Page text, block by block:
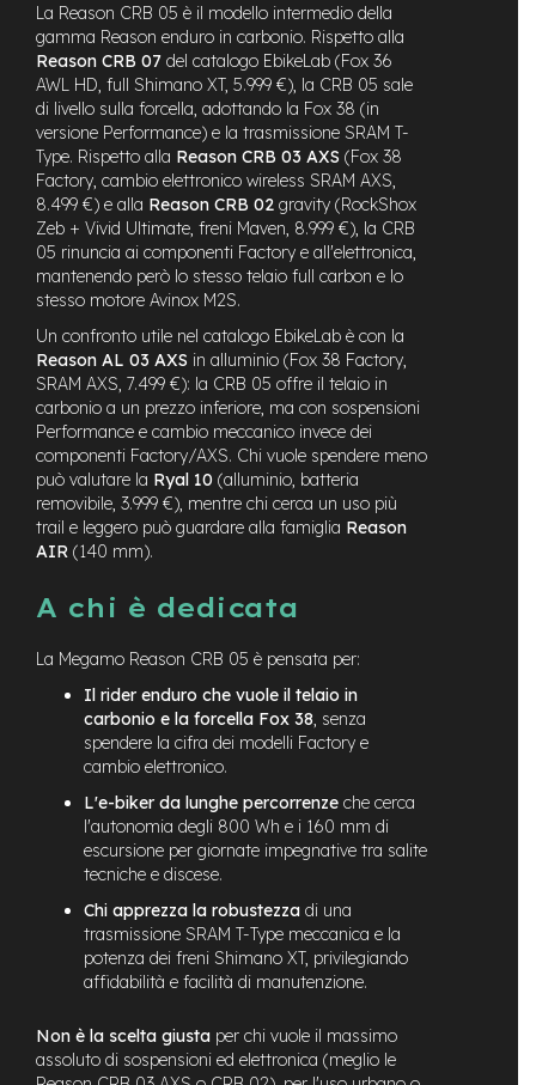
e
-
T
r
e
k
k
i
n
g
U
s
a
t
o
e
-
T
e
s
La Reason CRB 05 è il modello intermedio della
gamma Reason enduro in carbonio. Rispetto alla
Reason CRB 07 del catalogo EbikeLab (Fox 36
AWL HD, full Shimano XT, 5.999 €), la CRB 05 sale
di livello sulla forcella, adottando la Fox 38 (in
versione Performance) e la trasmissione SRAM T-
Type. Rispetto alla Reason CRB 03 AXS (Fox 38
Factory, cambio elettronico wireless SRAM AXS,
8.499 €) e alla Reason CRB 02 gravity (RockShox
Zeb + Vivid Ultimate, freni Maven, 8.999 €), la CRB
05 rinuncia ai componenti Factory e all'elettronica,
mantenendo però lo stesso telaio full carbon e lo
stesso motore Avinox M2S.
Un confronto utile nel catalogo EbikeLab è con la
Reason AL 03 AXS in alluminio (Fox 38 Factory,
SRAM AXS, 7.499 €): la CRB 05 offre il telaio in
carbonio a un prezzo inferiore, ma con sospensioni
Performance e cambio meccanico invece dei
componenti Factory/AXS. Chi vuole spendere meno
può valutare la Ryal 10 (alluminio, batteria
removibile, 3.999 €), mentre chi cerca un uso più
trail e leggero può guardare alla famiglia Reason
AIR (140 mm).
A chi è dedicata
La Megamo Reason CRB 05 è pensata per:
Il rider enduro che vuole il telaio in
carbonio e la forcella Fox 38, senza
spendere la cifra dei modelli Factory e
cambio elettronico.
L'e-biker da lunghe percorrenze che cerca
l'autonomia degli 800 Wh e i 160 mm di
escursione per giornate impegnative tra salite
tecniche e discese.
Chi apprezza la robustezza di una
trasmissione SRAM T-Type meccanica e la
potenza dei freni Shimano XT, privilegiando
affidabilità e facilità di manutenzione.
Non è la scelta giusta per chi vuole il massimo
assoluto di sospensioni ed elettronica (meglio le